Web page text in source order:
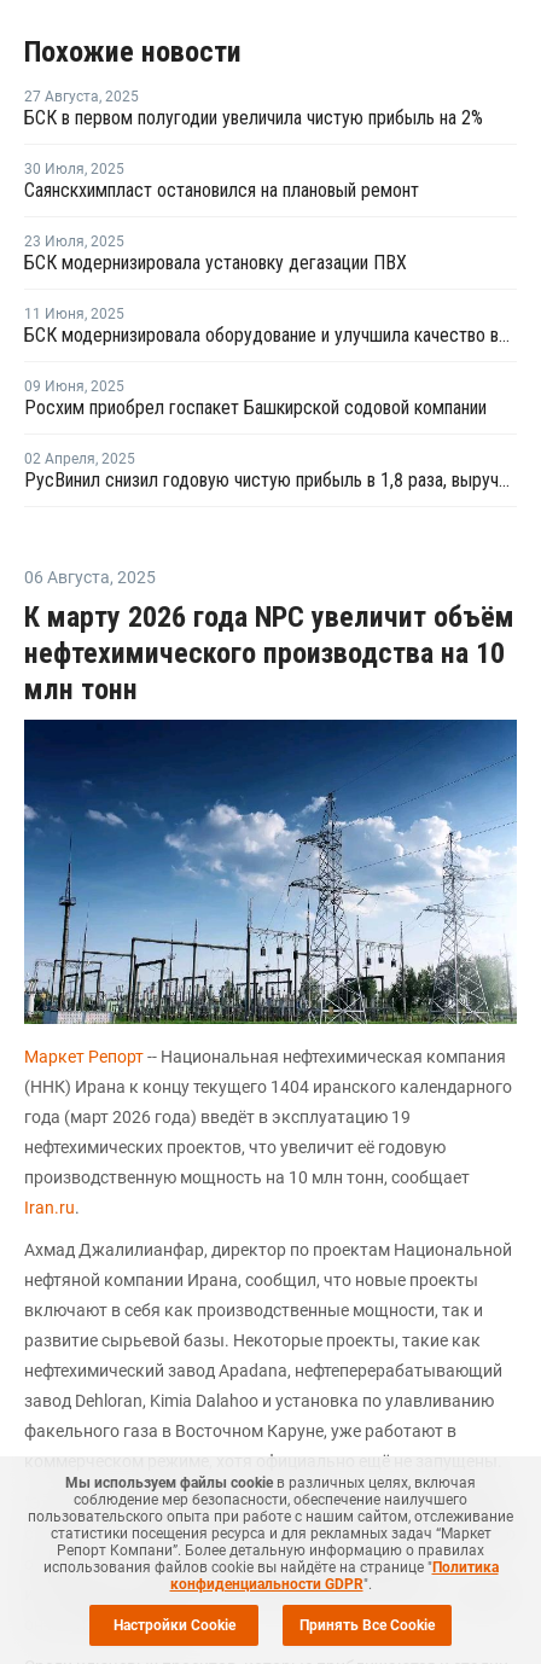
Похожие новости
27 Августа, 2025
БСК в первом полугодии увеличила чистую прибыль на 2%
30 Июля, 2025
Саянскхимпласт остановился на плановый ремонт
23 Июля, 2025
БСК модернизировала установку дегазации ПВХ
11 Июня, 2025
БСК модернизировала оборудование и улучшила качество выпускаемого ПВХ
09 Июня, 2025
Росхим приобрел госпакет Башкирской содовой компании
02 Апреля, 2025
РусВинил снизил годовую чистую прибыль в 1,8 раза, выручку - на 11%
06 Августа, 2025
К марту 2026 года NPC увеличит объём
нефтехимического производства на 10
млн тонн
Маркет Репорт-- Национальная нефтехимическая компания
(ННК) Ирана к концу текущего 1404 иранского календарного
года (март 2026 года) введёт в эксплуатацию 19
нефтехимических проектов, что увеличит её годовую
производственную мощность на 10 млн тонн, сообщает
Iran.ru.
Ахмад Джалилианфар, директор по проектам Национальной
нефтяной компании Ирана, сообщил, что новые проекты
включают в себя как производственные мощности, так и
развитие сырьевой базы. Некоторые проекты, такие как
нефтехимический завод Apadana, нефтеперерабатывающий
завод Dehloran, Kimia Dalahoo и установка по улавливанию
факельного газа в Восточном Каруне, уже работают в
коммерческом режиме, хотя официально ещё не запущены.
"Эти проекты направлены на завершение цепочки создания
стоимости и повышение надёжности поставок сырья. Только
один из них — Apadana Petrochemical — основан на
использовании природного газа в качестве сырья", — сказал
он в интервью Shana.
Мы используем файлы cookie в различных целях, включая
соблюдение мер безопасности, обеспечение наилучшего
пользовательского опыта при работе с нашим сайтом, отслеживание
статистики посещения ресурса и для рекламных задач “Маркет
Репорт Компани”. Более детальную информацию о правилах
использования файлов cookie вы найдёте на странице "Политика
конфиденциальности GDPR".
Настройки Cookie Принять Все Cookie